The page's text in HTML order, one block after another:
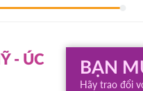
- ÚC
BẠN
Hãy trao đổi